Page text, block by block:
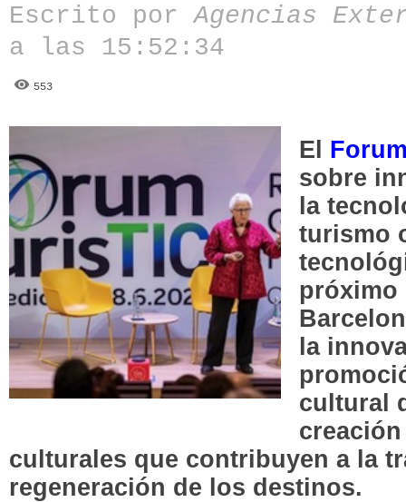
Escrito porAgencias
a las 15:52:34
553
El
sobre
la
turismo
próximo
la
cultural
culturales que contribuyen a la
regeneración de los destinos.